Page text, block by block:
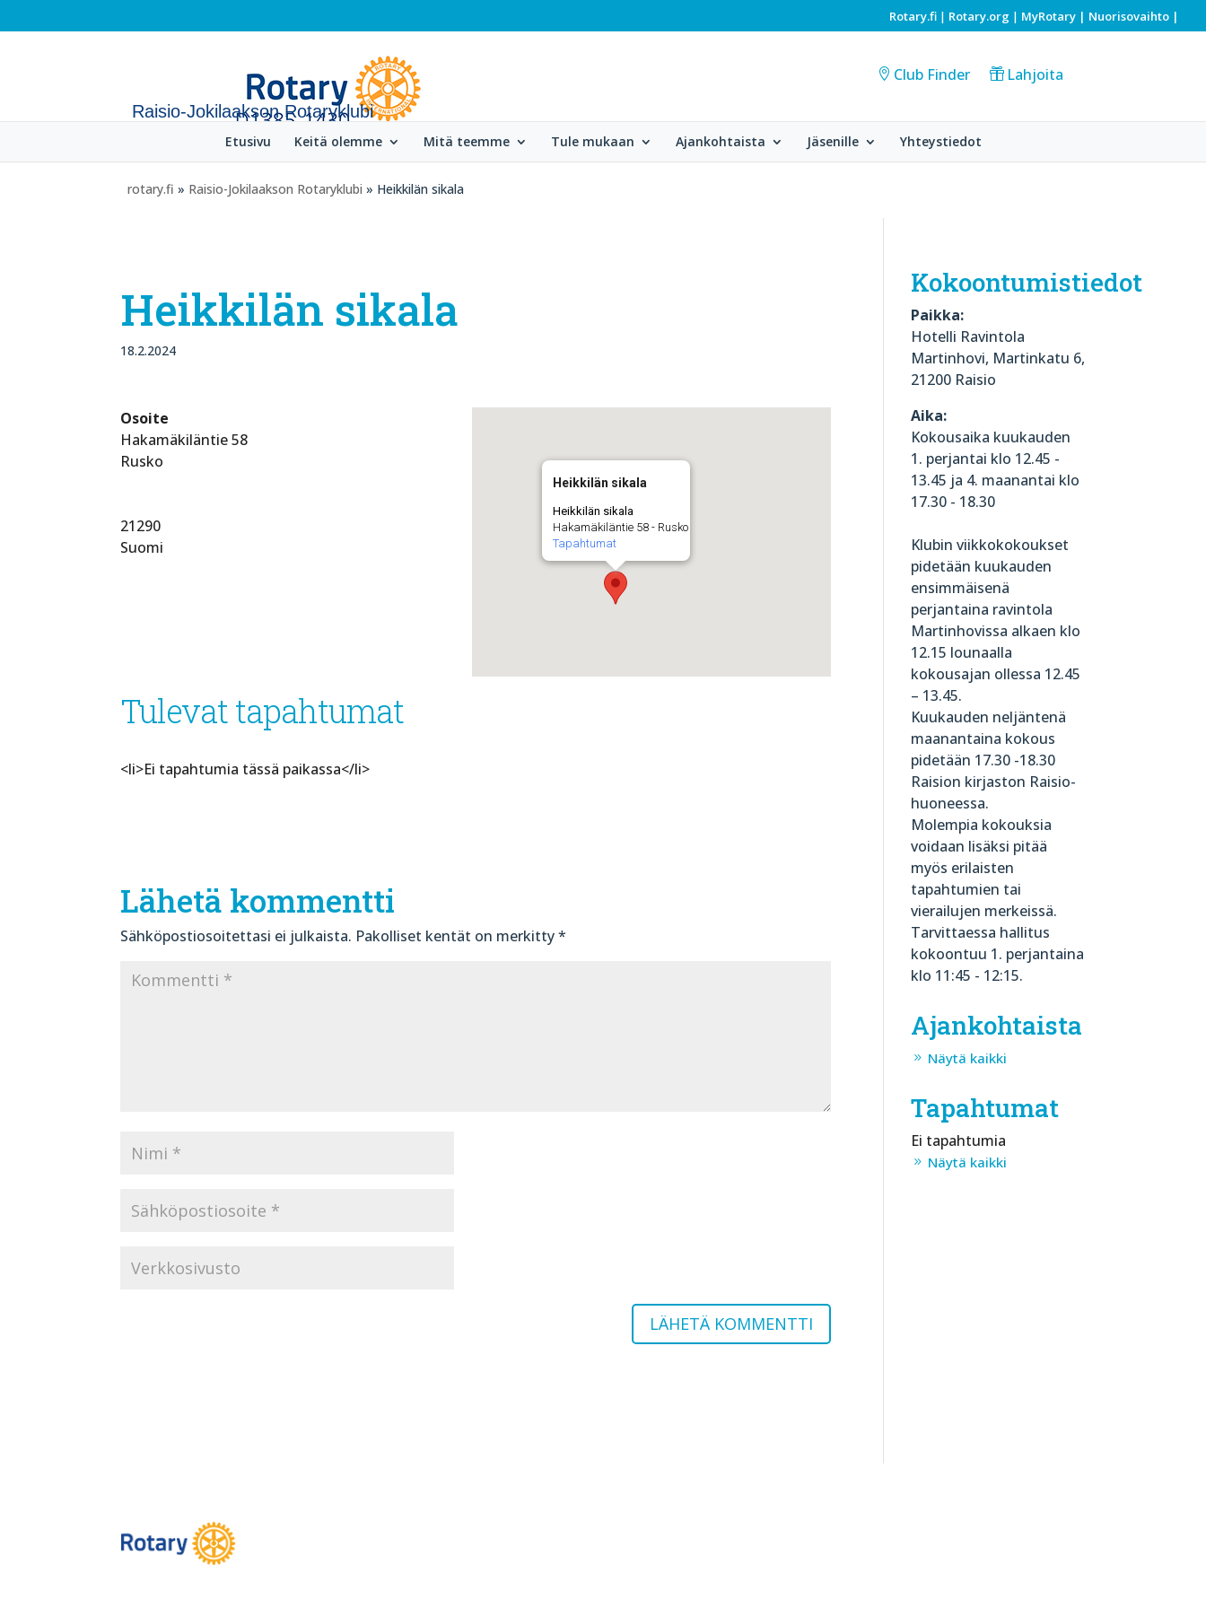
Rotary.fi | Rotary.org | MyRotary | Nuorisovaihto |
Raisio-Jokilaakson Rotaryklubi
Club Finder Lahjoita
Etusivu Keitä olemme Mitä teemme Tule mukaan Ajankohtaista Jäsenille Yhteystiedot
rotary.fi » Raisio-Jokilaakson Rotaryklubi » Heikkilän sikala
Heikkilän sikala
18.2.2024
Heikkilän sikala
Heikkilän sikala
Hakamäkiläntie 58 - Rusko
Tapahtumat
Osoite
Hakamäkiläntie 58
Rusko
21290
Suomi
Tulevat tapahtumat
<li>Ei tapahtumia tässä paikassa</li>
Lähetä kommentti
Sähköpostiosoitettasi ei julkaista. Pakolliset kentät on merkitty*
Kokoontumistiedot
Paikka:
Hotelli Ravintola
Martinhovi, Martinkatu 6,
21200 Raisio
Aika:
Kokousaika kuukauden
1. perjantai klo 12.45 -
13.45 ja 4. maanantai klo
17.30 - 18.30
Klubin viikkokokoukset
pidetään kuukauden
ensimmäisenä
perjantaina ravintola
Martinhovissa alkaen klo
12.15 lounaalla
kokousajan ollessa 12.45
– 13.45.
Kuukauden neljäntenä
maanantaina kokous
pidetään 17.30 -18.30
Raision kirjaston Raisio-
huoneessa.
Molempia kokouksia
voidaan lisäksi pitää
myös erilaisten
tapahtumien tai
vierailujen merkeissä.
Tarvittaessa hallitus
kokoontuu 1. perjantaina
klo 11:45 - 12:15.
Ajankohtaista
Näytä kaikki
Tapahtumat
Ei tapahtumia
Näytä kaikki